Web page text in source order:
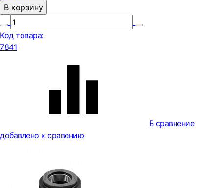
В корзину
Код товара:
7841
В сравнение
добавлено к сравению